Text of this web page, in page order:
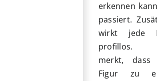
erkennen
passiert.
wirkt jede
profillos.
merkt, dass
Figur zu